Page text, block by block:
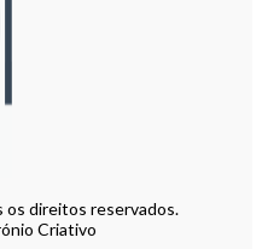
direitos reservados.
Criativo